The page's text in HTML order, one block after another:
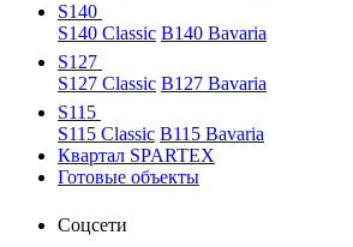
S140
S140 Classic B140 Bavaria
S127
S127 Classic B127 Bavaria
S115
S115 Classic B115 Bavaria
Квартал SPARTEX
Готовые объекты
Соцсети